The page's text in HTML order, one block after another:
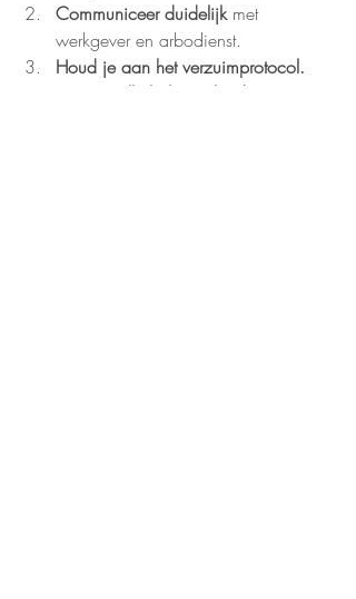
Communiceer duidelijk met
werkgever en arbodienst.
Houd je aan het verzuimprotocol.
Bewaar alle belangrijke documenten